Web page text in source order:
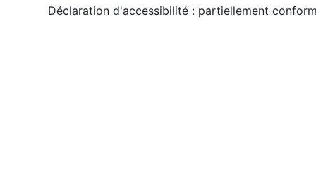
Déclaration d'accessibilité : partiellement